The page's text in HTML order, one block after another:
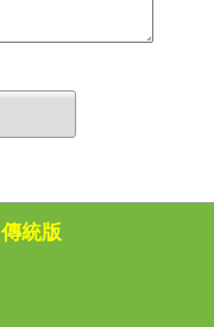
傳統版